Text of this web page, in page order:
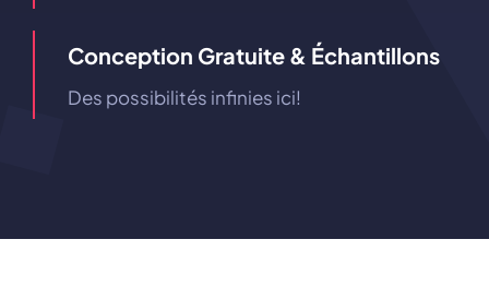
Conception Gratuite & Échantillons
Des possibilités infinies ici!